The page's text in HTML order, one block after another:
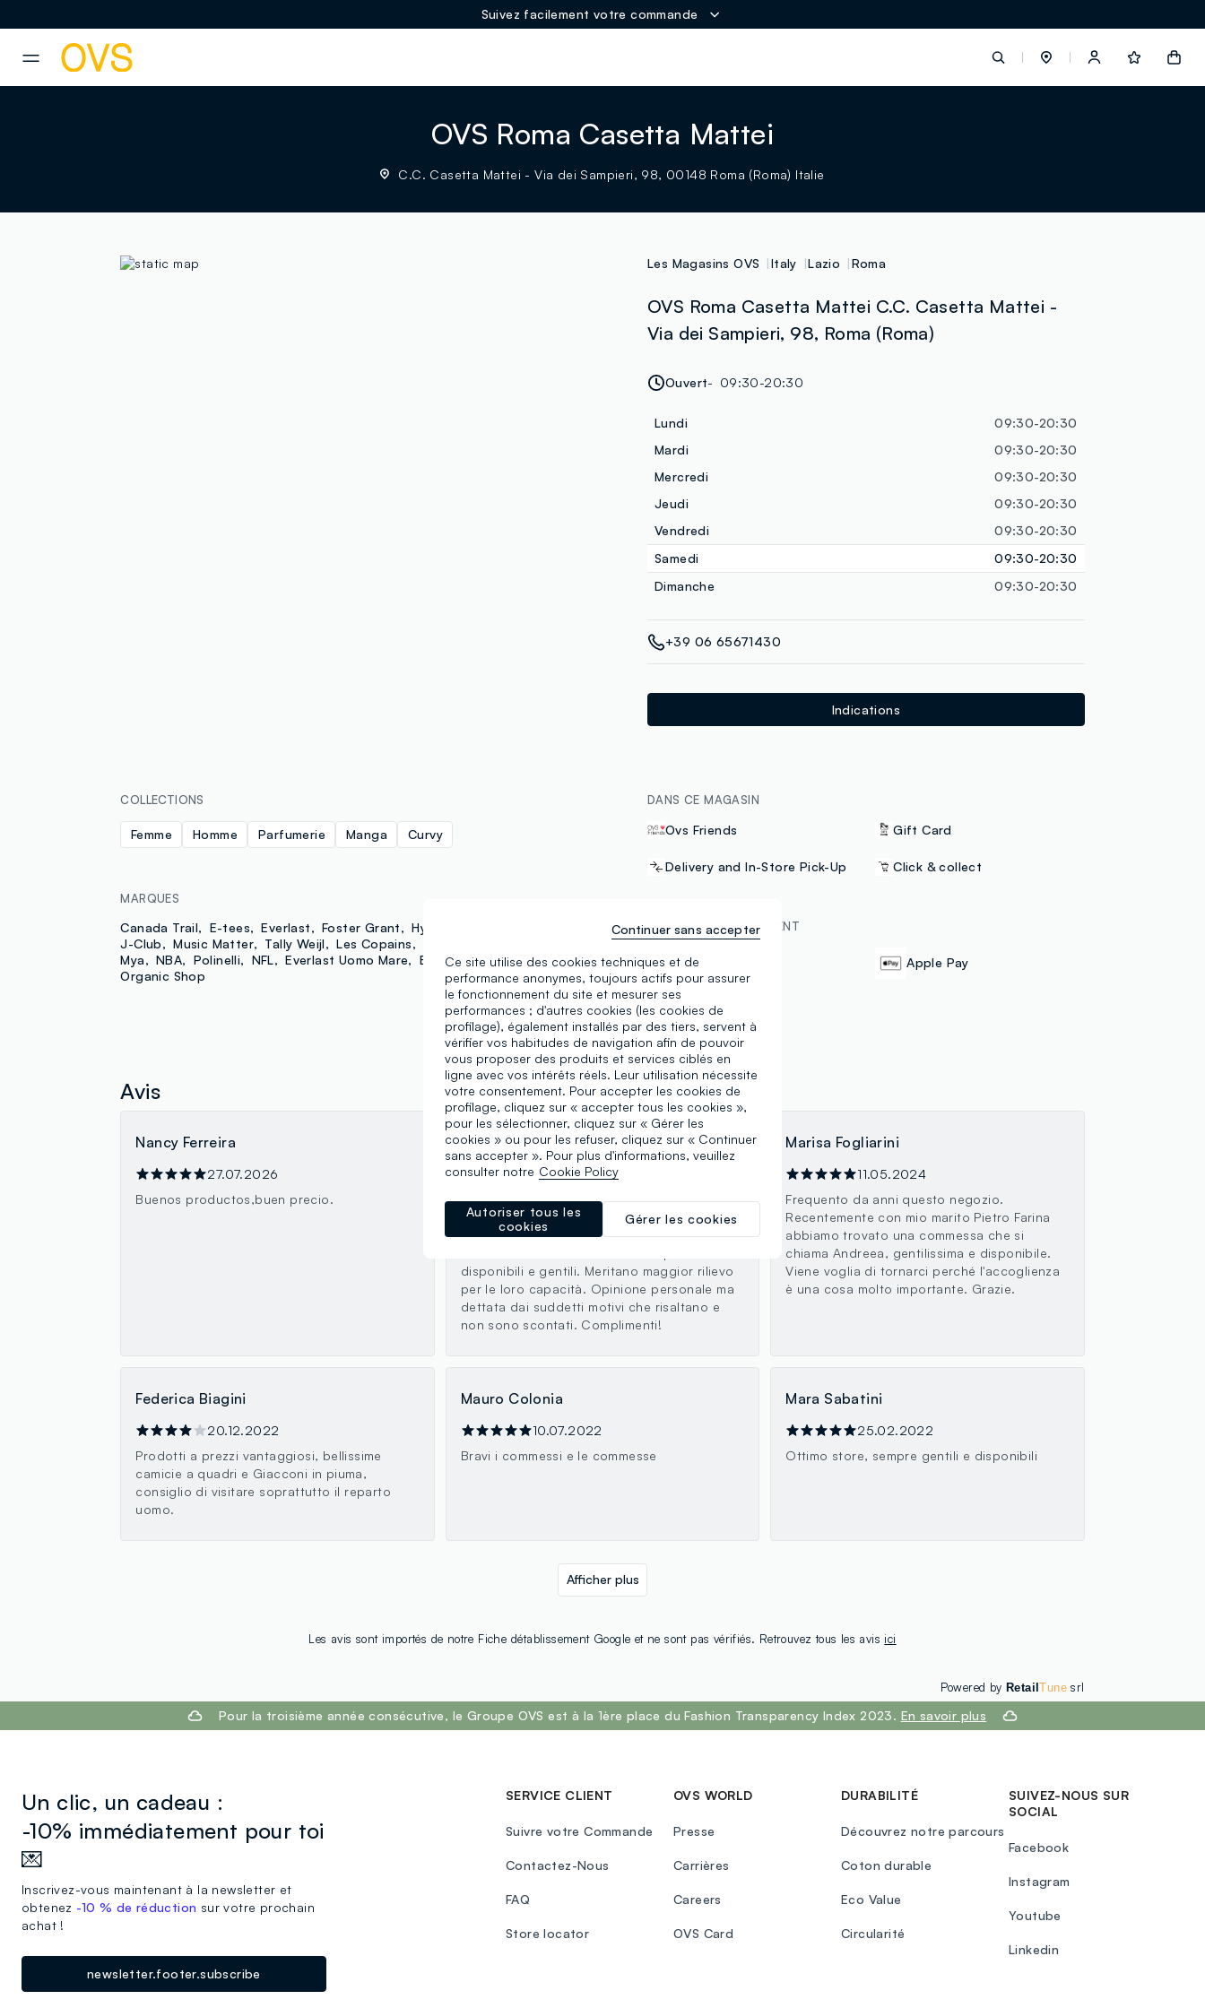
Suivez facilement votre commande
OVS Roma Casetta Mattei
C.C. Casetta Mattei - Via dei Sampieri, 98, 00148 Roma (Roma) Italie
Les Magasins OVS Italy Lazio Roma
OVS Roma Casetta Mattei C.C. Casetta Mattei -
Via dei Sampieri, 98, Roma (Roma)
Ouvert 09:30-20:30
Lundi
09:30-20:30
Mardi
09:30-20:30
Mercredi
09:30-20:30
Jeudi
09:30-20:30
Vendredi
09:30-20:30
Samedi
09:30-20:30
Dimanche
09:30-20:30
+39 06 65671430
Indications
COLLECTIONS
Femme Homme Parfumerie Manga Curvy
MARQUES
Canada Trail E-tees Everlast Foster Grant Hybrid
J-Club
Music Matter Tally Weijl Les Copains
Mya
NBA Polinelli NFL Everlast Uomo Mare
Beauty Routine
Organic Shop
DANS CE MAGASIN
Ovs Friends Gift Card
Delivery and In-Store Pick-Up Click & collect
MÉTHODES DE PAYEMENT
Samsung Pay Apple Pay
Avis
Nancy Ferreira
27.07.2026
Buenos productos,buen precio.
Angela Leonetti
15.11.2024
Come scrissi due anni fa', rinnovo i miei
complimenti a due persone che gestiscono
questo negozio con impegno e serietà, si
disponibili e gentili. Meritano maggior rilievo
per le loro capacità. Opinione personale ma
dettata dai suddetti motivi che risaltano e
non sono scontati. Complimenti!
Marisa Fogliarini
11.05.2024
Frequento da anni questo negozio.
Recentemente con mio marito Pietro Farina
abbiamo trovato una commessa che si
chiama Andreea, gentilissima e disponibile.
Viene voglia di tornarci perché l'accoglienza
è una cosa molto importante. Grazie.
Federica Biagini
20.12.2022
Prodotti a prezzi vantaggiosi, bellissime
camicie a quadri e Giacconi in piuma,
consiglio di visitare soprattutto il reparto
uomo.
Mauro Colonia
10.07.2022
Bravi i commessi e le commesse
Mara Sabatini
25.02.2022
Ottimo store, sempre gentili e disponibili
Les avis sont importés de notre Fiche détablissement Google et ne sont pas vérifiés. Retrouvez tous les avis ici
Afficher plus
Powered by RetailTunesrl
Pour la troisième année consécutive, le Groupe OVS est à la 1ère place du Fashion Transparency Index 2023. En savoir plus
Un clic, un cadeau :
-10% immédiatement pour toi
💌
Inscrivez-vous maintenant à la newsletter et
obtenez -10 % de réduction sur votre prochain
achat !
newsletter.footer.subscribe
SERVICE CLIENT
Suivre votre Commande
Contactez-Nous
FAQ
Store locator
OVS WORLD
Presse
Carrières
Careers
OVS Card
DURABILITÉ
Découvrez notre parcours
Coton durable
Eco Value
Circularité
SUIVEZ-NOUS SUR
SOCIAL
Facebook
Instagram
Youtube
Linkedin
Ce site utilise des cookies techniques et de
performance anonymes, toujours actifs pour assurer
le fonctionnement du site et mesurer ses
performances ; d'autres cookies (les cookies de
profilage), également installés par des tiers, servent à
vérifier vos habitudes de navigation afin de pouvoir
vous proposer des produits et services ciblés en
ligne avec vos intérêts réels. Leur utilisation nécessite
votre consentement. Pour accepter les cookies de
profilage, cliquez sur « accepter tous les cookies »,
pour les sélectionner, cliquez sur « Gérer les
cookies » ou pour les refuser, cliquez sur « Continuer
sans accepter ». Pour plus d'informations, veuillez
consulter notre Cookie Policy
Gérer les cookies
Autoriser tous les
cookies
Continuer sans accepter